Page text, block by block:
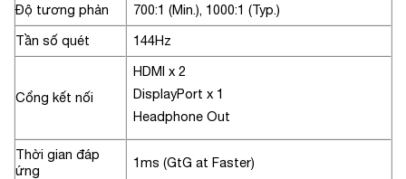
Độ tương phản
700:1 (Min.), 1000:1 (Typ.)
Tần số quét
144Hz
Cổng kết nối
HDMI x 2
DisplayPort x 1
Headphone Out
Thời gian đáp
ứng
1ms (GtG at Faster)